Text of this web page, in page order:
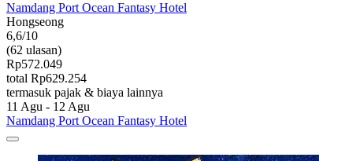
Namdang Port Ocean Fantasy Hotel
Hongseong
6,6/10
(62 ulasan)
Rp572.049
total Rp629.254
termasuk pajak & biaya lainnya
11 Agu - 12 Agu
Namdang Port Ocean Fantasy Hotel